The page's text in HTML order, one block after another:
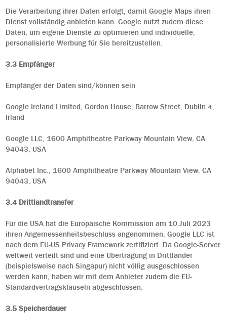
Die Verarbeitung ihrer Daten erfolgt, damit Google Maps ihren
Dienst vollständig anbieten kann. Google nutzt zudem diese
Daten, um eigene Dienste zu optimieren und individuelle,
personalisierte Werbung für Sie bereitzustellen.
3.3 Empfänger
Empfänger der Daten sind/können sein
Google Ireland Limited, Gordon House, Barrow Street, Dublin 4,
Irland
Google LLC, 1600 Amphitheatre Parkway Mountain View, CA
94043, USA
Alphabet Inc., 1600 Amphitheatre Parkway Mountain View, CA
94043, USA
3.4 Drittlandtransfer
Für die USA hat die Europäische Kommission am 10.Juli 2023
ihren Angemessenheitsbeschluss angenommen. Google LLC ist
nach dem EU-US Privacy Framework zertifiziert. Da Google-Server
weltweit verteilt sind und eine Übertragung in Drittländer
(beispielsweise nach Singapur) nicht völlig ausgeschlossen
werden kann, haben wir mit dem Anbieter zudem die EU-
Standardvertragsklauseln abgeschlossen.
3.5 Speicherdauer